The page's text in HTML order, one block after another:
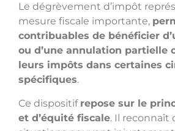
Le dégrèvement d’impôt
mesure fiscale importante,
contribuables de bénéficier
ou d’une annulation partielle
leurs impôts dans certaines
spécifiques.
Ce dispositif repose sur le
et d’équité fiscale. Il reconnaît